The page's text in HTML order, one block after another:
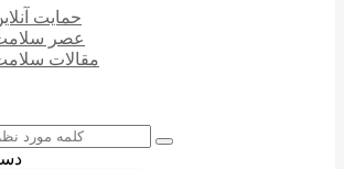
حمایت
عصر
مقالات